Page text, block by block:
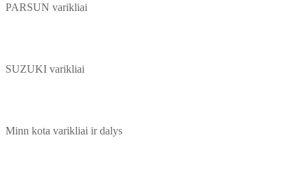
PARSUN varikliai
SUZUKI varikliai
Minn kota varikliai ir dalys